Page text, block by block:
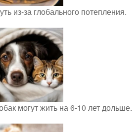
из-за глобального потепления.
могут жить на 6-10 лет дольше.